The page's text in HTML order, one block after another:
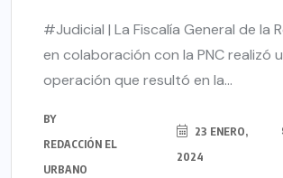
#Judicial | La Fiscalía General de la
en colaboración con la PNC realizó
operación que resultó en la...
BY
REDACCIÓN EL
URBANO
23 ENERO,
2024